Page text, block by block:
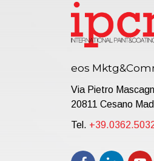
eos
Via Pietro
20811 Cesano
Tel.